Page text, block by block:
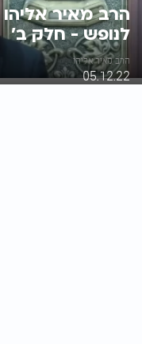
הרב מאיר אליהו
לנופש - חלק ב'
הרב מאיר אליהו
05.12.22